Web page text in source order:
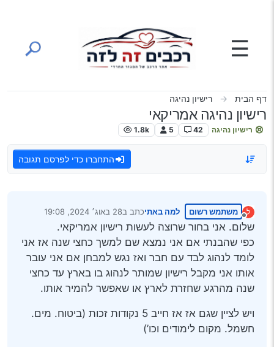
☰
דף הבית רישיון נהיגה
רישיון נהיגה אמריקאי
רישיון נהיגה 42
5
1.8k
התחברו כדי לפרסם תגובה
ל
מנותק
משתמש רשום למה באתיכתב ב28 באוג׳ 2024, 19:08
נערך לאחרונה על ידי
שלום. אני בחור שרוצה לעשות רישיון אמריקאי.
כפי שהבנתי אם אני נמצא שם למשך כחצי שנה אז אני
לומד לנהוג לבד עם חבר ואז נגש למבחן אם אני עובר
אותו אני מקבל רישיון שמותר לנהוג בו בארץ עד כחצי
שנה מהרגע שחזרת לארץ או שאפשר להמיר אותו.
ויש לציין שגם אז אז חייב 5 נקודות זכות (ביטוח. מים.
חשמל. מקום לימודים וכו’)